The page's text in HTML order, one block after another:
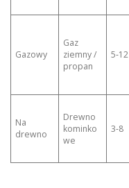
Gazowy
Gaz
ziemny /
propan
5‑12
Na
drewno
Drewno
kominko
we
3‑8